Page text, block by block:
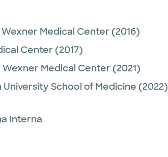
Medical Center (2016)
Center (2017)
Medical Center (2021)
University School of Medicine (2022)
Interna